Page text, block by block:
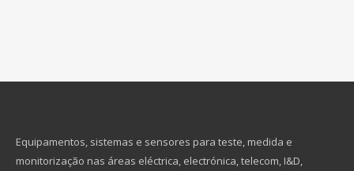
Equipamentos, sistemas e sensores para teste, medida e
monitorização nas áreas eléctrica, electrónica, telecom, I&D,